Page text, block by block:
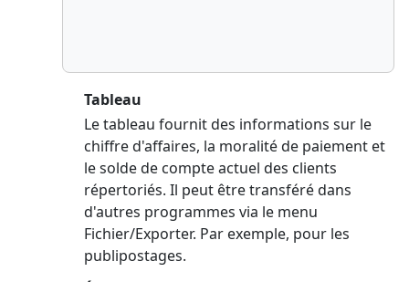
Tableau
Le tableau fournit des informations sur le
chiffre d'affaires, la moralité de paiement et
le solde de compte actuel des clients
répertoriés. Il peut être transféré dans
d'autres programmes via le menu
Fichier/Exporter. Par exemple, pour les
publipostages.